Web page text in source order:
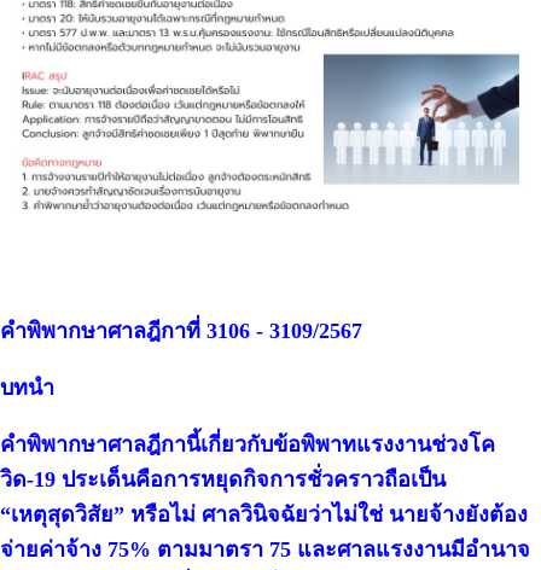
คำพิพากษาศาลฎีกาที่ 3106 - 3109/2567
บทนำ
คำพิพากษาศาลฎีกานี้เกี่ยวกับข้อพิพาทแรงงานช่วงโค
วิด-19 ประเด็นคือการหยุดกิจการชั่วคราวถือเป็น
“เหตุสุดวิสัย” หรือไม่ ศาลวินิจฉัยว่าไม่ใช่ นายจ้างยังต้อง
จ่ายค่าจ้าง 75% ตามมาตรา 75 และศาลแรงงานมีอำนาจ